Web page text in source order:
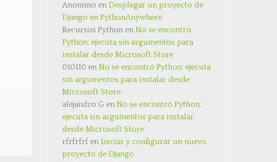
Anonimo enDesplegar un proyecto de
Django en PythonAnywhere
Recursos Python enNo se encontró
Python; ejecuta sin argumentos para
instalar desde Microsoft Store
010110 enNo se encontró Python; ejecuta
sin argumentos para instalar desde
Microsoft Store
alejandro G enNo se encontró Python;
ejecuta sin argumentos para instalar
desde Microsoft Store
rfrfrfrf enIniciar y configurar un nuevo
proyecto de Django